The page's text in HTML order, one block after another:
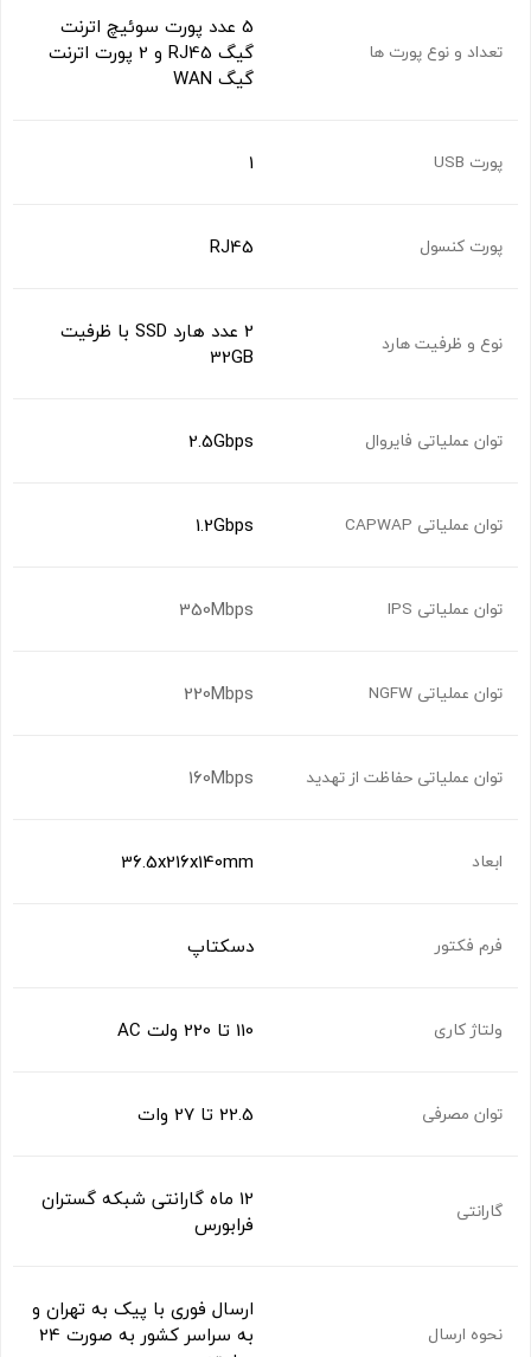
تعداد و نوع پورت ها
5 عدد پورت سوئیچ اترنت
گیگ RJ45 و 2 پورت اترنت
گیگ WAN
پورت USB 1
پورت کنسول RJ45
نوع و ظرفیت هارد
2 عدد هارد SSD با ظرفیت
32GB
توان عملیاتی فایروال 2.5Gbps
توان عملیاتی CAPWAP 1.2Gbps
توان عملیاتی IPS 350Mbps
توان عملیاتی NGFW 220Mbps
توان عملیاتی حفاظت از تهدید 160Mbps
ابعاد 36.5x216x140mm
فرم فکتور دسکتاپ
ولتاژ کاری 110 تا 220 ولت AC
توان مصرفی 22.5 تا 27 وات
گارانتی
12 ماه گارانتی شبکه گستران
فرابورس
نحوه ارسال
ارسال فوری با پیک به تهران و
به سراسر کشور به صورت 24